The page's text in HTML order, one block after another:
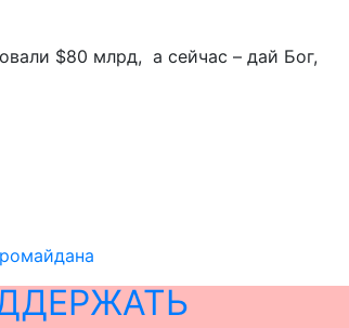
$80 млрд, а сейчас – дай Бог,